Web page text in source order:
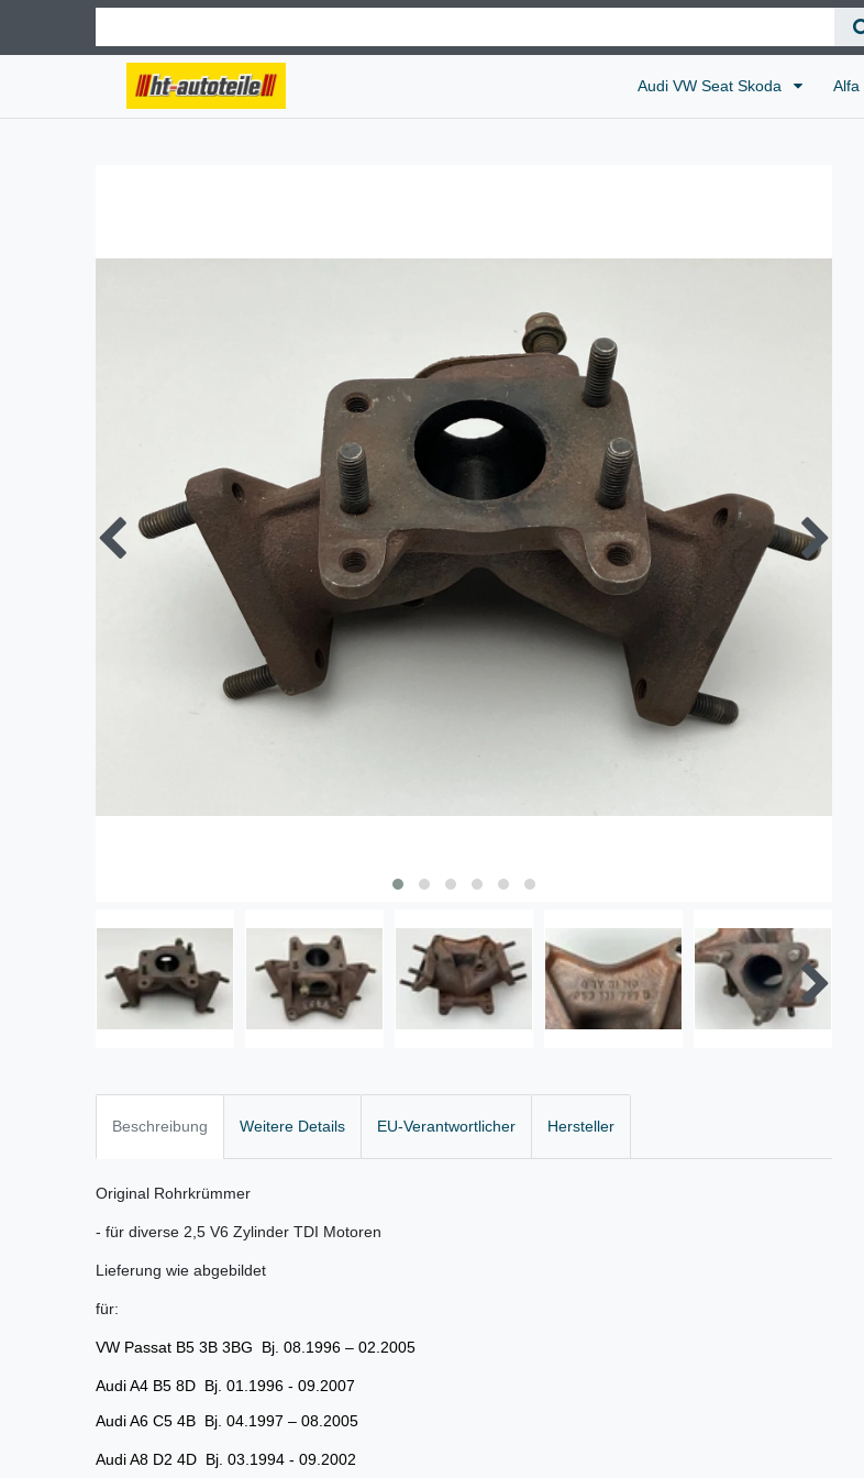
Audi VW Seat Skoda Alfa
Beschreibung Weitere Details EU-Verantwortlicher Hersteller
Original Rohrkrümmer
- für diverse 2,5 V6 Zylinder TDI Motoren
Lieferung wie abgebildet
für:
VW Passat B5 3B 3BG Bj. 08.1996 – 02.2005
Audi A4 B5 8D Bj. 01.1996 - 09.2007
Audi A6 C5 4B Bj. 04.1997 – 08.2005
Audi A8 D2 4D Bj. 03.1994 - 09.2002